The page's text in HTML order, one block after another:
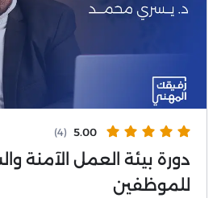
5.00
(4)
دورة بيئة العمل الآمنة
للموظفين